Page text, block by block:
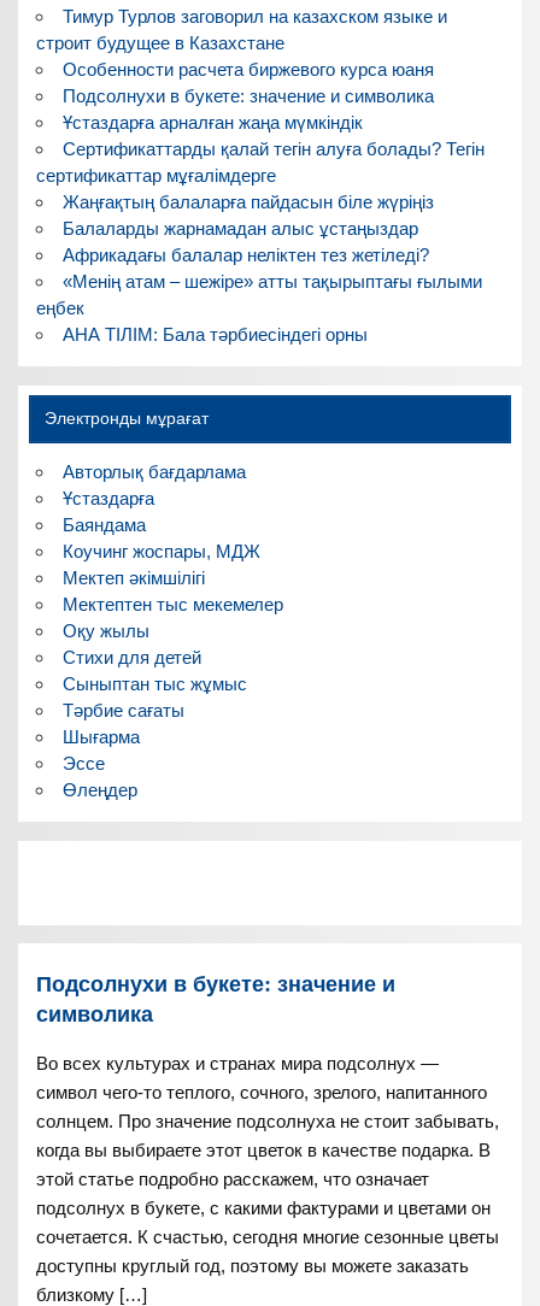
Тимур Турлов заговорил на казахском языке и
строит будущее в Казахстане
Особенности расчета биржевого курса юаня
Подсолнухи в букете: значение и символика
Ұстаздарға арналған жаңа мүмкіндік
Сертификаттарды қалай тегін алуға болады? Тегін
сертификаттар мұғалімдерге
Жаңғақтың балаларға пайдасын біле жүріңіз
Балаларды жарнамадан алыс ұстаңыздар
Африкадағы балалар неліктен тез жетіледі?
«Менің атам – шежіре» атты тақырыптағы ғылыми
еңбек
АНА ТІЛІМ: Бала тәрбиесіндегі орны
Электронды мұрағат
Авторлық бағдарлама
Ұстаздарға
Баяндама
Коучинг жоспары, МДЖ
Мектеп әкімшілігі
Мектептен тыс мекемелер
Оқу жылы
Стихи для детей
Сыныптан тыс жұмыс
Тәрбие сағаты
Шығарма
Эссе
Өлеңдер
Подсолнухи в букете: значение и
символика
Во всех культурах и странах мира подсолнух —
символ чего-то теплого, сочного, зрелого, напитанного
солнцем. Про значение подсолнуха не стоит забывать,
когда вы выбираете этот цветок в качестве подарка. В
этой статье подробно расскажем, что означает
подсолнух в букете, с какими фактурами и цветами он
сочетается. К счастью, сегодня многие сезонные цветы
доступны круглый год, поэтому вы можете заказать
близкому […]